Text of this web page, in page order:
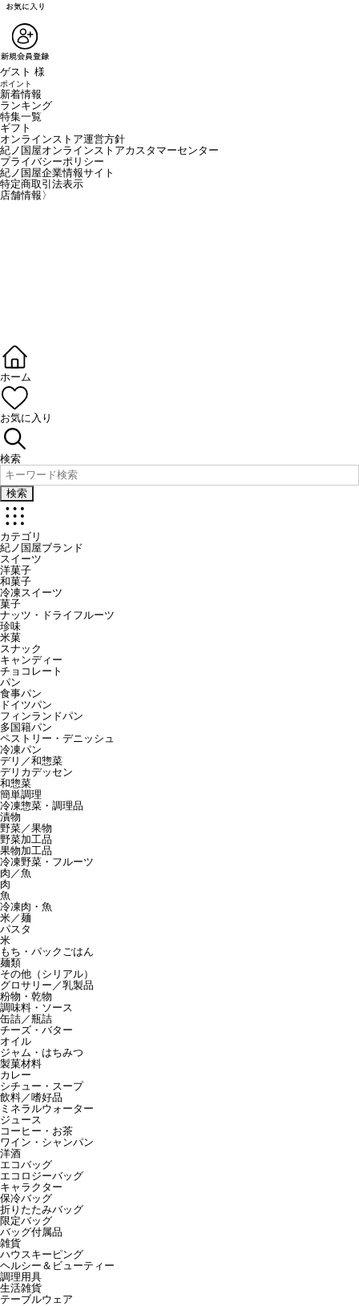
ゲスト 様
ポイント
新着情報
ランキング
特集一覧
ギフト
オンラインストア運営方針
紀ノ国屋オンラインストアカスタマーセンター
プライバシーポリシー
紀ノ国屋企業情報サイト
特定商取引法表示
店舗情報 〉
ホーム
お気に入り
検索
検索
カテゴリ
紀ノ国屋ブランド
スイーツ
洋菓子
和菓子
冷凍スイーツ
菓子
ナッツ・ドライフルーツ
珍味
米菓
スナック
キャンディー
チョコレート
パン
食事パン
ドイツパン
フィンランドパン
多国籍パン
ペストリー・デニッシュ
冷凍パン
デリ／和惣菜
デリカデッセン
和惣菜
簡単調理
冷凍惣菜・調理品
漬物
野菜／果物
野菜加工品
果物加工品
冷凍野菜・フルーツ
肉／魚
肉
魚
冷凍肉・魚
米／麺
パスタ
米
もち・パックごはん
麺類
その他（シリアル）
グロサリー／乳製品
粉物・乾物
調味料・ソース
缶詰／瓶詰
チーズ・バター
オイル
ジャム・はちみつ
製菓材料
カレー
シチュー・スープ
飲料／嗜好品
ミネラルウォーター
ジュース
コーヒー・お茶
ワイン・シャンパン
洋酒
エコバッグ
エコロジーバッグ
キャラクター
保冷バッグ
折りたたみバッグ
限定バッグ
バッグ付属品
雑貨
ハウスキーピング
ヘルシー＆ビューティー
調理用具
生活雑貨
テーブルウェア